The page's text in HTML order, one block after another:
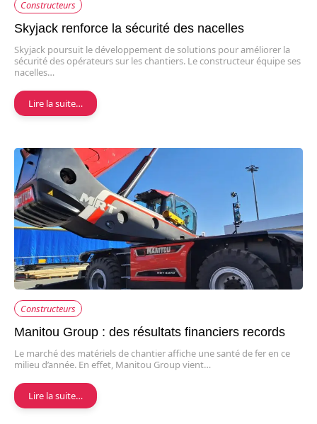
Constructeurs
Skyjack renforce la sécurité des nacelles
Skyjack poursuit le développement de solutions pour améliorer la
sécurité des opérateurs sur les chantiers. Le constructeur équipe ses
nacelles…
Lire la suite…
Constructeurs
Manitou Group : des résultats financiers records
Le marché des matériels de chantier affiche une santé de fer en ce
milieu d’année. En effet, Manitou Group vient…
Lire la suite…